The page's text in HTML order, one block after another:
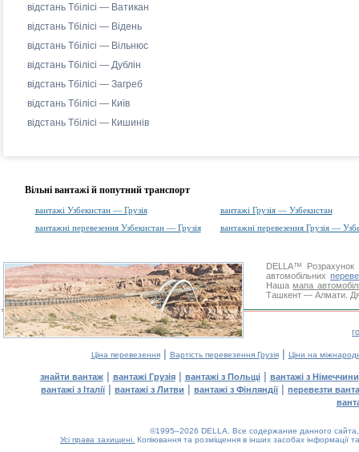
відстань Тбілісі — Ватикан
відстань Тбілісі — Відень
відстань Тбілісі — Вільнюс
відстань Тбілісі — Дублін
відстань Тбілісі — Загреб
відстань Тбілісі — Київ
відстань Тбілісі — Кишинів
Вільні вантажі й попутний транспорт
вантажі Узбекистан — Грузія
вантажі Грузія — Узбекистан
вантажні перевезення Узбекистан — Грузія
вантажні перевезення Грузія —
DELLA™ Розрахунок
автомобільних
Нашамапа
Ташкент — Алмати.
Ціна перевезення| Вартість перевезення Грузія| Ціни на
знайти вантаж| вантажі Грузія| вантажі з Польщі| вантажі з Німеччини
вантажі з Італії| вантажі з Литви | вантажі з Фінляндії| перевезти
©1995–2026 DELLA. Все содержание данного
Усі права захищені. Копіювання та розміщення в інших засобах інформації